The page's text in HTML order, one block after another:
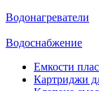
Водонагреватели
Водоснабжение
Емкости
Картриджи